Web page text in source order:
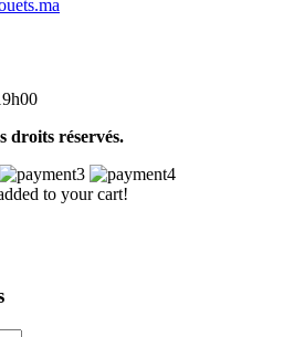
droits réservés.
to your cart!